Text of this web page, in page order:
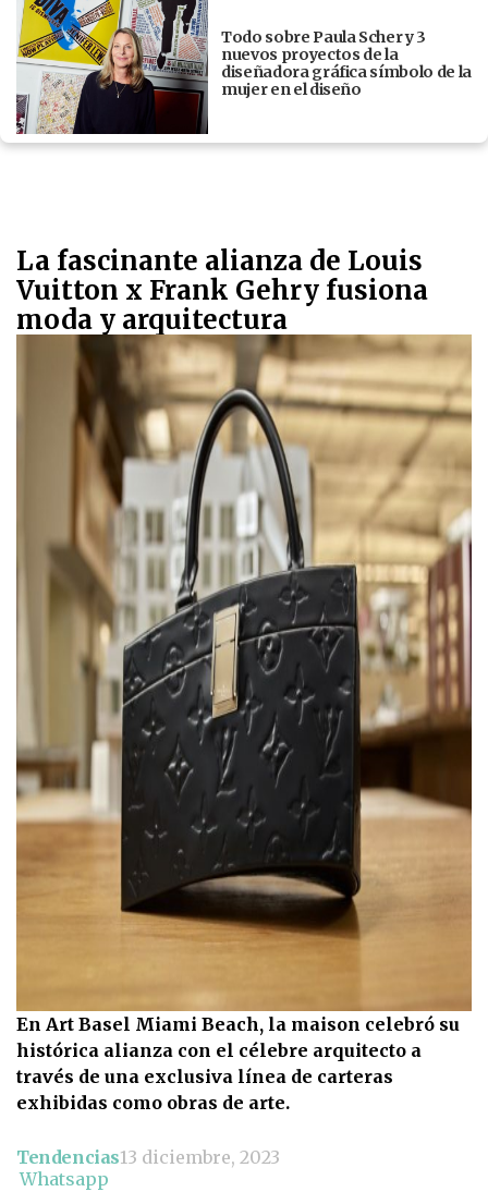
Todo sobre Paula Scher y 3
nuevos proyectos de la
diseñadora gráfica símbolo de la
mujer en el diseño
La fascinante alianza de Louis
Vuitton x Frank Gehry fusiona
moda y arquitectura
En Art Basel Miami Beach, la maison celebró su
histórica alianza con el célebre arquitecto a
través de una exclusiva línea de carteras
exhibidas como obras de arte.
Tendencias13 diciembre, 2023
Whatsapp